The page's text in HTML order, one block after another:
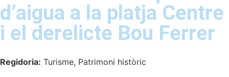
d’aigua a la platja Centre
i el derelicte Bou Ferrer
Regidoria: Turisme, Patrimoni històric